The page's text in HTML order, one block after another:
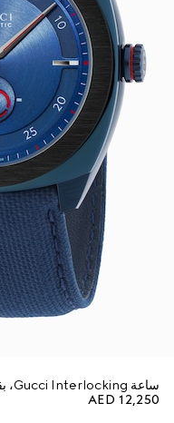
ساعة Gucci Interlocking، بقياس 41 مم
AED 12,250